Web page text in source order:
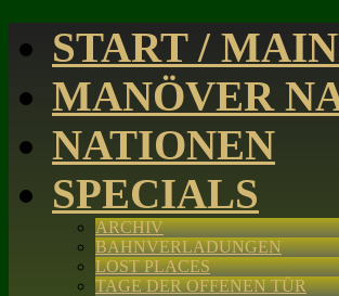
START /
MANÖVER
NATIONEN
SPECIALS
ARCHIV
BAHNVERLADUNGEN
LOST PLACES
TAGE DER OFFENEN TÜR